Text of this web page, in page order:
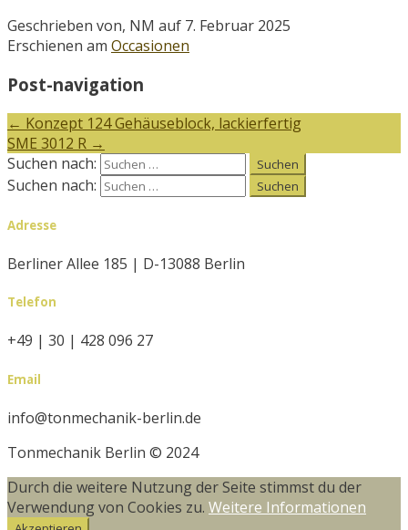
Geschrieben von, NM auf 7. Februar 2025
Erschienen am Occasionen
Post-navigation
← Konzept 124 Gehäuseblock, lackierfertig
SME 3012 R →
Suchen nach:
Suchen nach:
Adresse
Berliner Allee 185 | D-13088 Berlin
Telefon
+49 | 30 | 428 096 27
Email
info@tonmechanik-berlin.de
Tonmechanik Berlin © 2024
Durch die weitere Nutzung der Seite stimmst du der
Verwendung von Cookies zu. Weitere Informationen